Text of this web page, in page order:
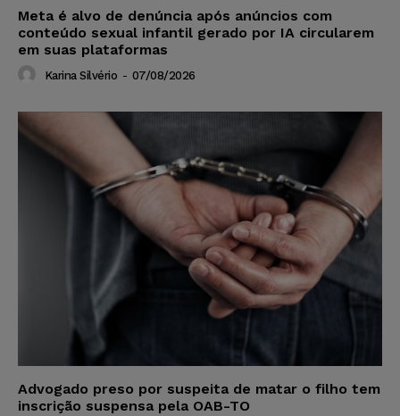
Meta é alvo de denúncia após anúncios com
conteúdo sexual infantil gerado por IA circularem
em suas plataformas
Karina Silvério - 07/08/2026
Advogado preso por suspeita de matar o filho tem
inscrição suspensa pela OAB-TO